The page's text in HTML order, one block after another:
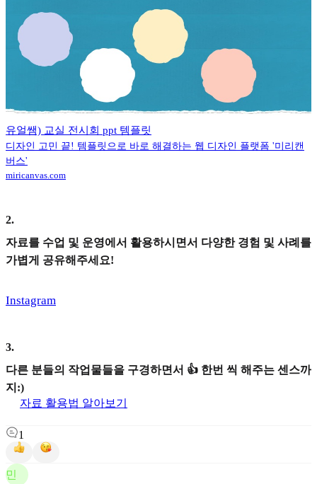
유얼쌤) 교실 전시회 ppt 템플릿
디자인 고민 끝! 템플릿으로 바로 해결하는 웹 디자인 플랫폼 '미리캔
버스'
miricanvas.com
2.
자료를 수업 및 운영에서 활용하시면서 다양한 경험 및 사례를
가볍게 공유해주세요!
Instagram
3.
다른 분들의 작업물들을 구경하면서 👍 한번 씩 해주는 센스까
지:)
자료 활용법 알아보기
1
민